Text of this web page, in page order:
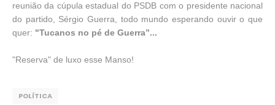
reunião da cúpula estadual do PSDB com o presidente nacional
do partido, Sérgio Guerra, todo mundo esperando ouvir o que
quer: "Tucanos no pé de Guerra”...
"Reserva" de luxo esse Manso!
POLÍTICA